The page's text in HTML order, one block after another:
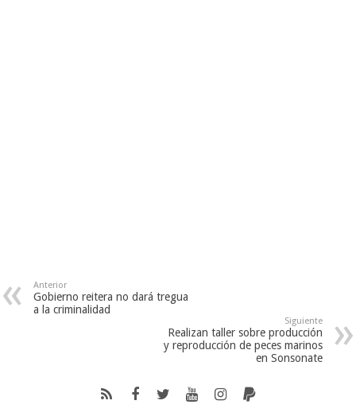
Anterior
Gobierno reitera no dará tregua
a la criminalidad
Siguiente
Realizan taller sobre producción
y reproducción de peces marinos
en Sonsonate